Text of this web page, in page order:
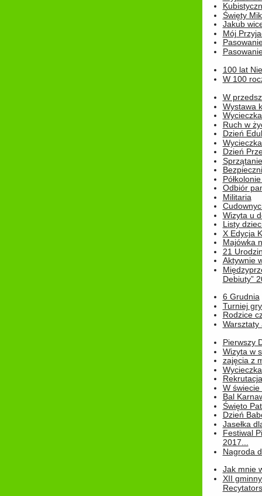
Święty
Jakub
Mój
100 lat
W 100
W
Wystawa
Ruch w
Dzień
Dzień
Odbiór
Militaria
Wizyta u
Listy
X Edycja
Majówka
21
Aktywnie
Debiuty”
6 Grudnia
Turniej
Rodzice
Warsztaty
Pierwszy
Wizyta w
zajęcia z
W świecie
Bal
Święto
Dzień
Jasełka
Festiwal
2017...
Nagroda
Jak mnie
XII